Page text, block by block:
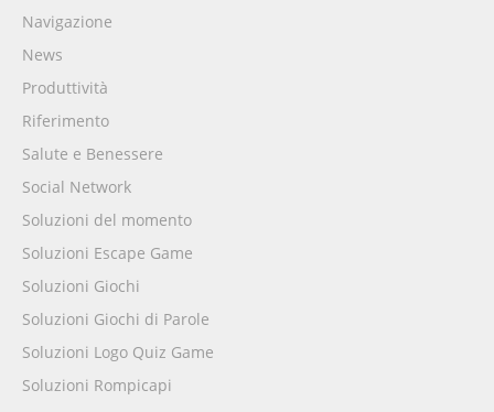
Navigazione
News
Produttività
Riferimento
Salute e Benessere
Social Network
Soluzioni del momento
Soluzioni Escape Game
Soluzioni Giochi
Soluzioni Giochi di Parole
Soluzioni Logo Quiz Game
Soluzioni Rompicapi